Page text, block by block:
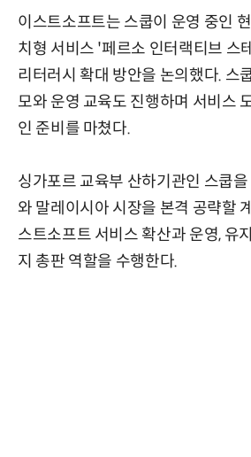
이스트소프트는 스쿱이 운영 중인
치형 서비스 '페르소 인터랙티브 스
리터러시 확대 방안을 논의했다. 스
모와 운영 교육도 진행하며 서비스
인 준비를 마쳤다.
싱가포르 교육부 산하기관인 스쿱
와 말레이시아 시장을 본격 공략할
스트소프트 서비스 확산과 운영, 유
지 총판 역할을 수행한다.